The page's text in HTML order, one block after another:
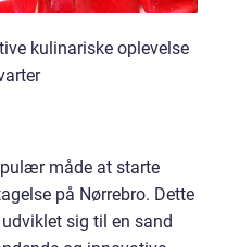
kulinariske oplevelse
måde at starte
på Nørrebro. Dette
sig til en sand